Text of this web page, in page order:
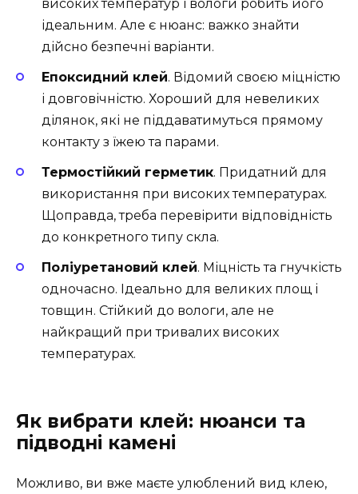
високих температур і вологи робить його
ідеальним. Але є нюанс: важко знайти
дійсно безпечні варіанти.
Епоксидний клей. Відомий своєю міцністю
і довговічністю. Хороший для невеликих
ділянок, які не піддаватимуться прямому
контакту з їжею та парами.
Термостійкий герметик. Придатний для
використання при високих температурах.
Щоправда, треба перевірити відповідність
до конкретного типу скла.
Поліуретановий клей. Міцність та гнучкість
одночасно. Ідеально для великих площ і
товщин. Стійкий до вологи, але не
найкращий при тривалих високих
температурах.
Як вибрати клей: нюанси та
підводні камені
Можливо, ви вже маєте улюблений вид клею,